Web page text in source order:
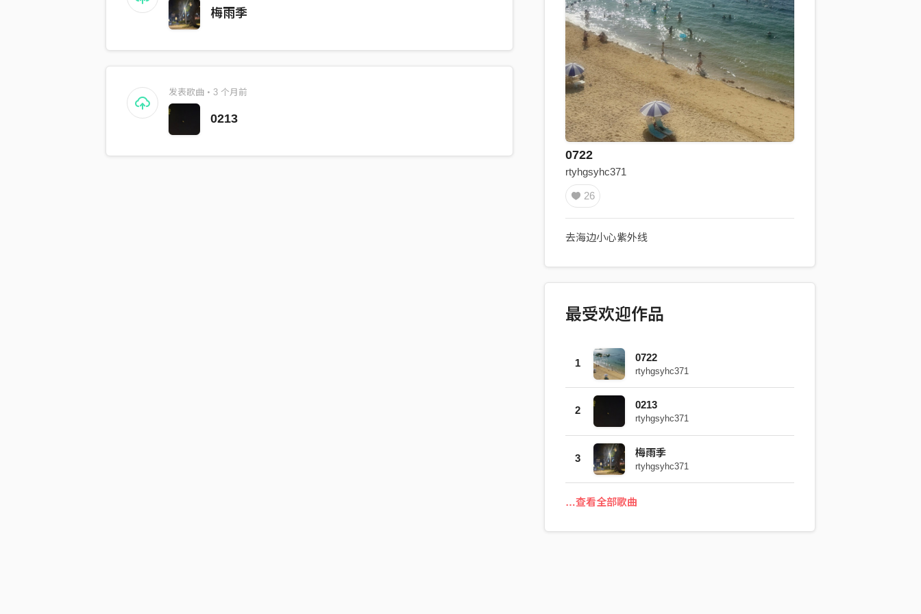
梅雨季
发表歌曲・3 个月前
0213
0722
rtyhgsyhc371
26
去海边小心紫外线
最受欢迎作品
1 0722
rtyhgsyhc371
2 0213
rtyhgsyhc371
3 梅雨季
rtyhgsyhc371
…查看全部歌曲